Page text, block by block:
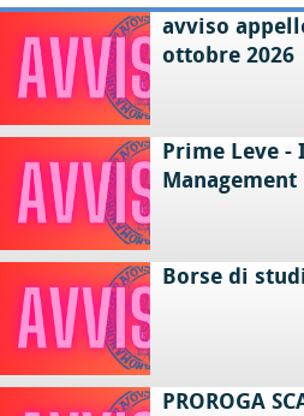
avviso
ottobre 2026
Prime Leve -
Management
Borse di
PROROGA